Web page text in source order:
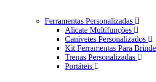
Ferramentas Personalizadas
Alicate Multifunções
Canivetes Personalizados
Kit Ferramentas Para Brinde
Trenas Personalizadas
Portáteis